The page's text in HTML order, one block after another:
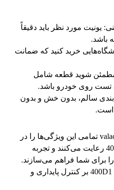
یونیت مورد نظر باید دقیقاً
خرید کنید که ضمانت
شوید قطعه شامل
تست روی خودرو باشد.
سالم، بدون خش و بدون
است.
فروشگاه‌هایی مانند valadplast.com تمامی این ویژگی‌ها را در
ارائه یونیت ای بی اس کیا 400D1 رعایت می‌کنند و تجربه
برای شما فراهم می‌سازند.
تأثیر مستقیم یونیت ای بی اس 400D1 بر کنترل پایداری و